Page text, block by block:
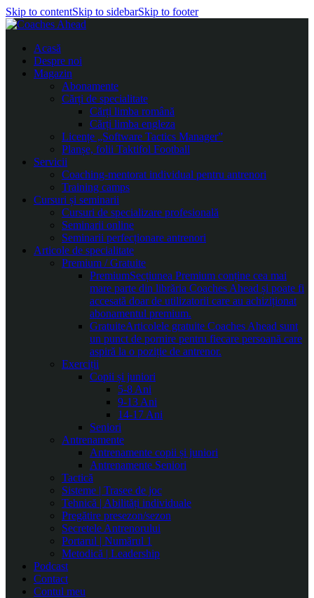
Skip to contentSkip to sidebarSkip to footer
Acasă
Despre noi
Magazin
Abonamente
Cărți de specialitate
Cărți limba română
Cărți limba engleza
Licențe „Software Tactics Manager”
Planșe, folii Taktifol Football
Servicii
Coaching-mentorat individual pentru antrenori
Training camps
Cursuri și seminarii
Cursuri de specializare profesională
Seminarii online
Seminarii perfecționare antrenori
Articole de specialitate
Premium / Gratuite
PremiumSecțiunea Premium conține cea mai
mare parte din librăria Coaches Ahead și poate fi
accesată doar de utilizatorii care au achiziționat
abonamentul premium.
GratuiteArticolele gratuite Coaches Ahead sunt
un punct de pornire pentru fiecare persoană care
aspiră la o poziție de antrenor.
Exerciții
Copii și juniori
5-8 Ani
9-13 Ani
14-17 Ani
Seniori
Antrenamente
Antrenamente copii și juniori
Antrenamente Seniori
Tactică
Sisteme | Trasee de joc
Tehnică | Abilități individuale
Pregătire presezon/sezon
Secretele Antrenorului
Portarul | Numărul 1
Metodică | Leadership
Podcast
Contact
Contul meu